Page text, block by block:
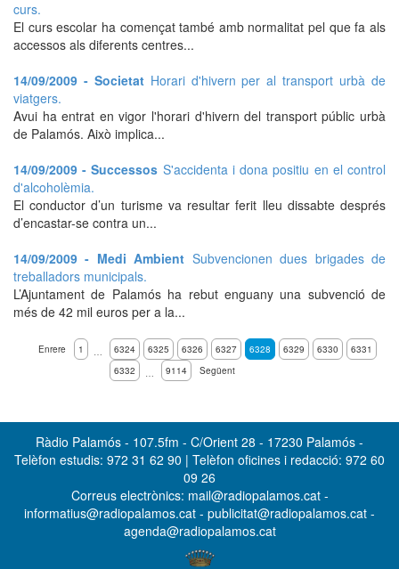
curs.
El curs escolar ha començat també amb normalitat pel que fa als
accessos als diferents centres...
14/09/2009 - Societat Horari d'hivern per al transport urbà de
viatgers.
Avui ha entrat en vigor l'horari d'hivern del transport públic urbà
de Palamós. Això implica...
14/09/2009 - Successos S'accidenta i dona positiu en el control
d'alcoholèmia.
El conductor d’un turisme va resultar ferit lleu dissabte després
d’encastar-se contra un...
14/09/2009 - Medi Ambient Subvencionen dues brigades de
treballadors municipals.
L’Ajuntament de Palamós ha rebut enguany una subvenció de
més de 42 mil euros per a la...
Enrere 1 … 6324 6325 6326 6327 6328 6329 6330
6331
6332
… 9114 Següent
Ràdio Palamós - 107.5fm - C/Orient 28 - 17230 Palamós -
Telèfon estudis: 972 31 62 90 | Telèfon oficines i redacció: 972 60
09 26
Correus electrònics: mail@radiopalamos.cat -
informatius@radiopalamos.cat - publicitat@radiopalamos.cat -
agenda@radiopalamos.cat